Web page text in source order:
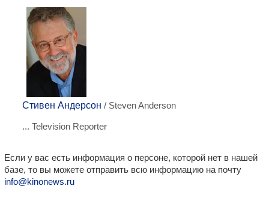
Стивен Андерсон / Steven Anderson
... Television Reporter
Если у вас есть информация о персоне, которой нет в нашей
базе, то вы можете отправить всю информацию на почту
info@kinonews.ru